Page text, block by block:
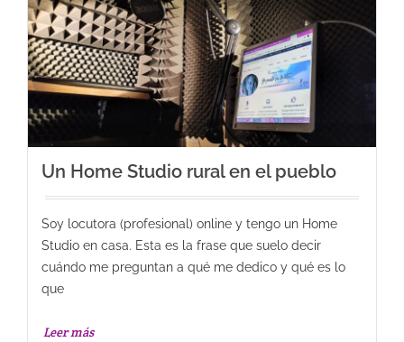
Un Home Studio rural en el pueblo
Soy locutora (profesional) online y tengo un Home
Studio en casa. Esta es la frase que suelo decir
cuándo me preguntan a qué me dedico y qué es lo
que
Leer más